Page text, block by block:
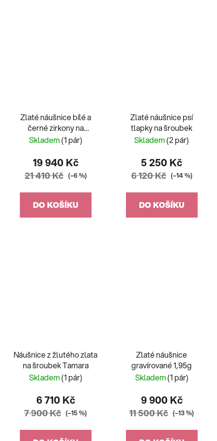
Zlaté náušnice bílé a
černé zirkony na
francouzský patent
Skladem(1 pár)
19 940 Kč
21 410 Kč (–6 %)
DO KOŠÍKU
Zlaté náušnice psí
tlapky na šroubek
Skladem(2 pár)
5 250 Kč
6 120 Kč (–14 %)
DO KOŠÍKU
Náušnice z žlutého zlata
na šroubek Tamara
Skladem(1 pár)
6 710 Kč
7 900 Kč (–15 %)
Zlaté náušnice
gravírované 1,95g
Skladem(1 pár)
9 900 Kč
11 500 Kč (–13 %)